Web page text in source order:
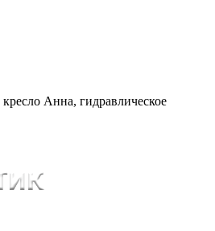
Анна, гидравлическое